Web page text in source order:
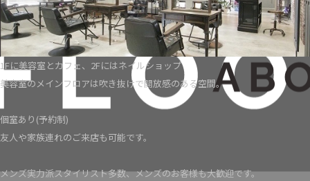
1Fに美容室とカフェ、2Fにはネイルショップ
美容室のメインフロアは吹き抜けで開放感のある空間。
個室あり(予約制)
友人や家族連れのご来店も可能です。
メンズ実力派スタイリスト多数、メンズのお客様も大歓迎です。